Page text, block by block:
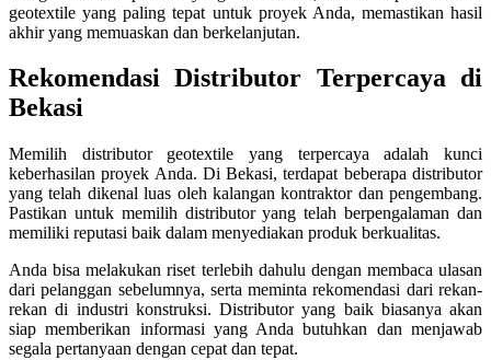
geotextile yang paling tepat untuk proyek Anda, memastikan hasil
akhir yang memuaskan dan berkelanjutan.
Rekomendasi Distributor Terpercaya di
Bekasi
Memilih distributor geotextile yang terpercaya adalah kunci
keberhasilan proyek Anda. Di Bekasi, terdapat beberapa distributor
yang telah dikenal luas oleh kalangan kontraktor dan pengembang.
Pastikan untuk memilih distributor yang telah berpengalaman dan
memiliki reputasi baik dalam menyediakan produk berkualitas.
Anda bisa melakukan riset terlebih dahulu dengan membaca ulasan
dari pelanggan sebelumnya, serta meminta rekomendasi dari rekan-
rekan di industri konstruksi. Distributor yang baik biasanya akan
siap memberikan informasi yang Anda butuhkan dan menjawab
segala pertanyaan dengan cepat dan tepat.